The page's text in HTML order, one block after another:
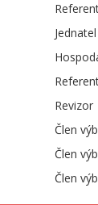
Jednatel
Revizor
Člen
Člen
Člen